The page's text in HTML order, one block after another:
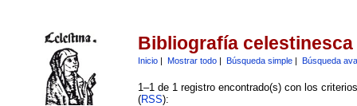
Bibliografía celestinesca
Inicio| Mostrar todo| Búsqueda simple| Búsqueda
1–1 de 1 registro encontrado(s) con los
(RSS):